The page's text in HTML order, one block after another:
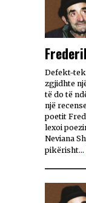
Defekt-
zgjidhte
të do të
një
poetit
lexoi
Neviana
pikërisht…